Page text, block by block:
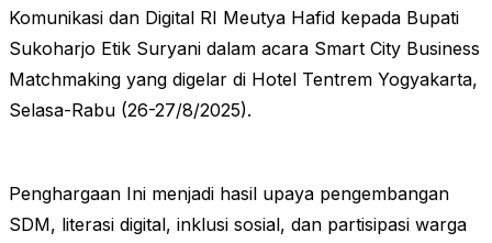
Komunikasi dan Digital RI Meutya Hafid kepada Bupati
Sukoharjo Etik Suryani dalam acara Smart City Business
Matchmaking yang digelar di Hotel Tentrem Yogyakarta,
Selasa-Rabu (26-27/8/2025).
Penghargaan Ini menjadi hasil upaya pengembangan
SDM, literasi digital, inklusi sosial, dan partisipasi warga